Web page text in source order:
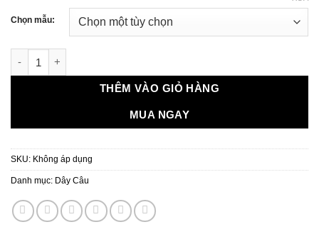
là:
660.400 ₫.
tại
là:
Chọn mẫu:
THÊM VÀO GIỎ HÀNG
MUA NGAY
SKU: Không áp dụng
Danh mục: Dây Câu